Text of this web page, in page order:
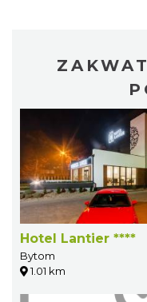
Hotel Lantier ****
Bytom
1.01 km